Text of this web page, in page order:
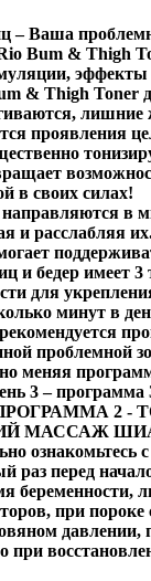
– Ваша
Bum & Thigh
& Thigh
проявления
в своих силах!
в
и расслабляя
и бедер имеет
для
минут в
проблемной
меняя
3 – программа
2 -
МАССАЖ
ознакомьтесь
раз перед
беременности,
при пороке
давлении,
при